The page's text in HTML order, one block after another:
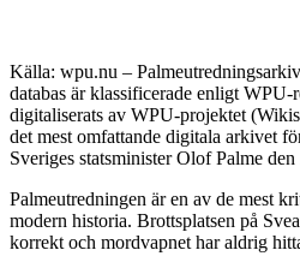
Källa: wpu.nu –
databas är klassificerade enligt WPU-
digitaliserats av WPU-projektet
det mest omfattande digitala arkivet
Sveriges statsminister Olof Palme
Palmeutredningen är en av de mest
modern historia. Brottsplatsen på
korrekt och mordvapnet har aldrig